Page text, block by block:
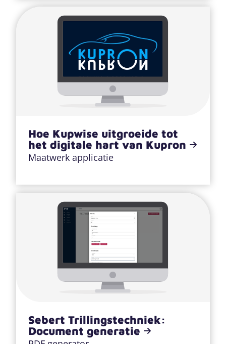
Hoe Kupwise uitgroeide tot
het digitale hart van Kupron
Maatwerk applicatie
Sebert Trillingstechniek:
Document generatie